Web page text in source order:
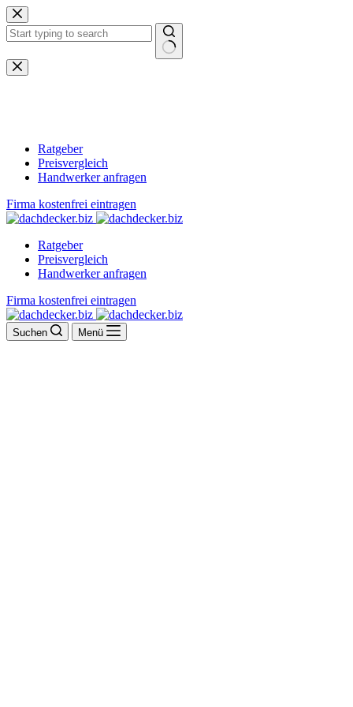
Zum
Inhalt
springen
Keine
Ergebnisse
Ratgeber
Preisvergleich
Handwerker anfragen
Firma kostenfrei eintragen
Ratgeber
Preisvergleich
Handwerker anfragen
Firma kostenfrei eintragen
Suchen Menü